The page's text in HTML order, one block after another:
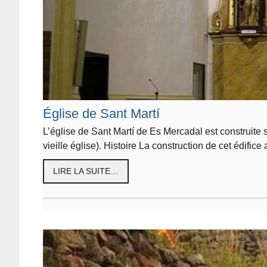
Église de Sant Martí
L’église de Sant Martí de Es Mercadal est
vieille église). Histoire La construction de cet édifice
LIRE LA SUITE…